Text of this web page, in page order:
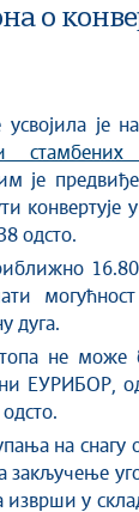
о
усвојила је
је
конвертује
одсто.
дуга.
не
ЕУРИБОР,
на снагу
закључење
изврши у